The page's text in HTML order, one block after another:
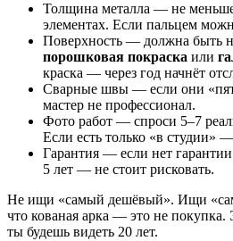
Толщина металла — не
элементах. Если пальцем
Поверхность — должна быть
порошковая покраска или
краска — через год начнёт
Сварные швы — если они
мастер не профессионал.
Фото работ — спроси 5–7
Если есть только «в студии»
Гарантия — если нет
5 лет — не стоит рисковать.
Не ищи «самый дешёвый». Ищи
что кованая арка — это не покупка.
ты будешь видеть 20 лет.